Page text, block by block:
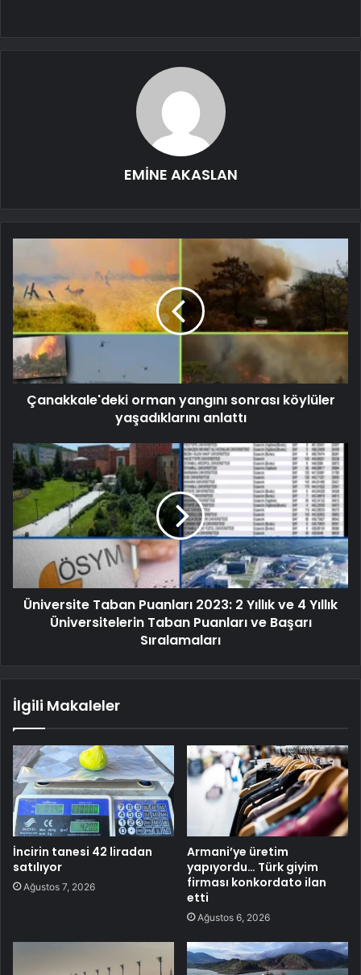
EMİNE AKASLAN
Çanakkale'deki orman yangını sonrası köylüler
yaşadıklarını anlattı
Üniversite Taban Puanları 2023: 2 Yıllık ve 4 Yıllık
Üniversitelerin Taban Puanları ve Başarı
Sıralamaları
İlgili Makaleler
İncirin tanesi 42 liradan
satılıyor
Ağustos 7, 2026
Armani’ye üretim
yapıyordu… Türk giyim
firması konkordato ilan
etti
Ağustos 6, 2026